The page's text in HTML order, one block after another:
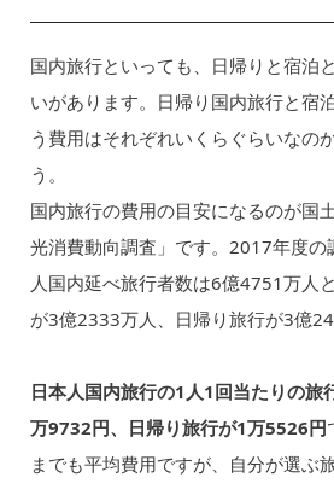
国内旅行といっても、日帰りと宿泊
いがあります。日帰り国内旅行と宿
う費用はそれぞれいくらぐらいなの
う。
国内旅行の費用の目安になるのが国
光消費動向調査」です。2017年度の
人国内延べ旅行者数は6億4751万人
が3億2333万人、日帰り旅行が3億
日本人国内旅行の1人1回当たりの旅
万9732円、日帰り旅行が1万5526円
までも平均費用ですが、自分が選ぶ